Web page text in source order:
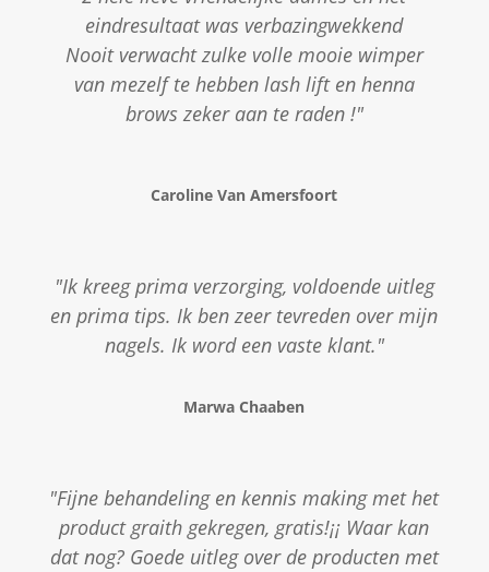
eindresultaat was verbazingwekkend
Nooit verwacht zulke volle mooie wimper
van mezelf te hebben lash lift en henna
brows zeker aan te raden !"
Caroline Van Amersfoort
"Ik kreeg prima verzorging, voldoende uitleg
en prima tips. Ik ben zeer tevreden over mijn
nagels. Ik word een vaste klant."
Marwa Chaaben
"Fijne behandeling en kennis making met het
product graith gekregen, gratis!¡¡ Waar kan
dat nog? Goede uitleg over de producten met